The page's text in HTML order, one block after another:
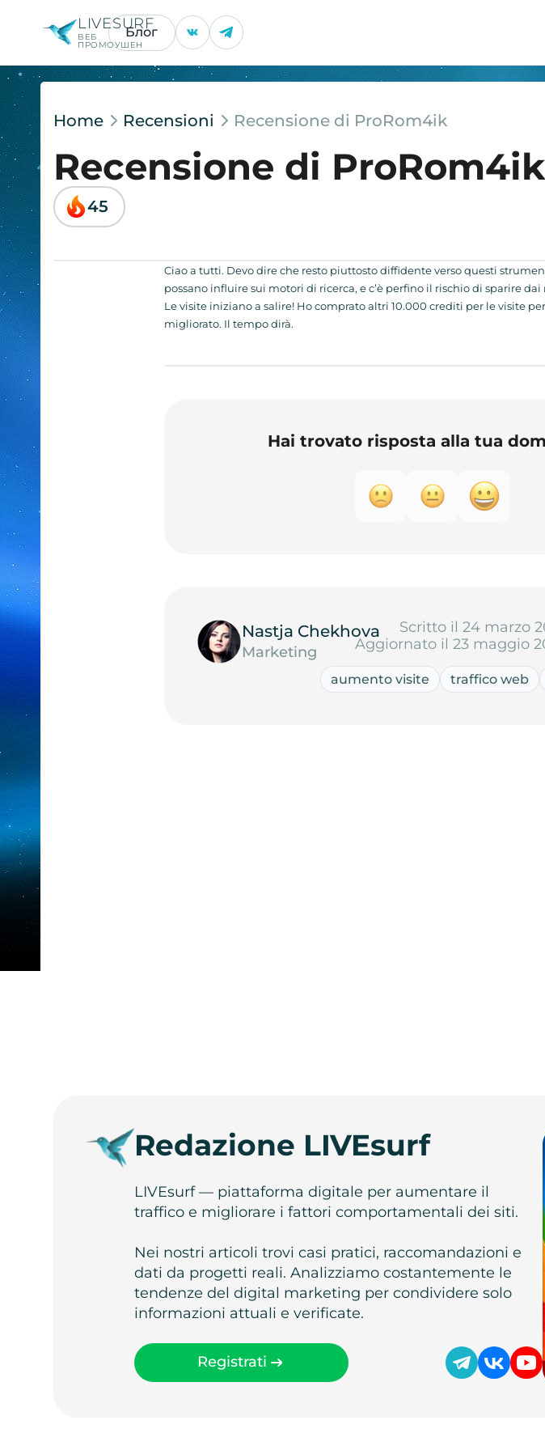
LIVESURF
ВЕБ
ПРОМОУШЕН
Блог
Home Recensioni Recensione di ProRom4ik
Recensione di ProRom4ik
45
Ciao a tutti. Devo dire che resto piuttosto diffidente verso questi
possano influire sui motori di ricerca, e c’è perfino il rischio di sparire
Le visite iniziano a salire! Ho comprato altri 10.000 crediti per le visite
migliorato. Il tempo dirà.
Hai trovato risposta alla tua
Nastja Chekhova
Marketing
Scritto il 24 marzo
Aggiornato il 23 maggio
aumento visite traffico web
Redazione LIVEsurf
LIVEsurf — piattaforma digitale per aumentare il
traffico e migliorare i fattori comportamentali dei siti.
Nei nostri articoli trovi casi pratici, raccomandazioni e
dati da progetti reali. Analizziamo costantemente le
tendenze del digital marketing per condividere solo
informazioni attuali e verificate.
Registrati